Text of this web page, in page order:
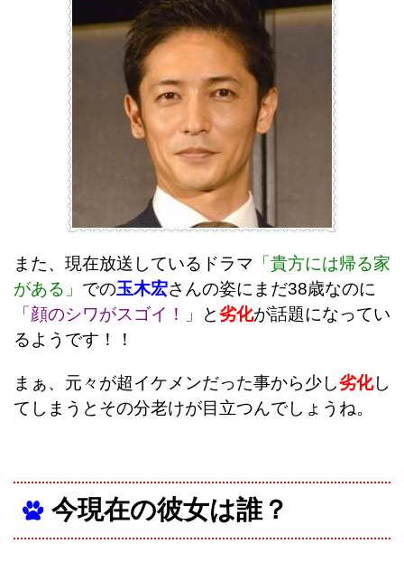
また、現在放送しているドラマ 「貴方には帰る家
がある」 での玉木宏さんの姿にまだ38歳なのに
「顔のシワがスゴイ！」
と劣化が話題になってい
るようです！！
まぁ、元々が超イケメンだった事から少し劣化し
てしまうとその分老けが目立つんでしょうね。
今現在の彼女は誰？